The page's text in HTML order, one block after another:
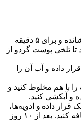
1. گردوهای شسته شده را در آب جوشانده و برای ۵ دقیقه
تا تلخی پوست گردو از
داده و آب آن را
با هم مخلوط کنید و
و آبکشی کنید.
داده و ادویه‌ها،
سیر، ترخون و سایر افزودنی‌ها را اضافه کنید. بعد از ۱۰ روز